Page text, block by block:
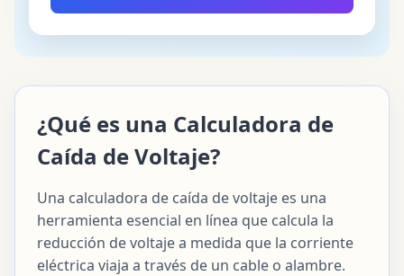
¿Qué es una Calculadora de
Caída de Voltaje?
Una calculadora de caída de voltaje es una
herramienta esencial en línea que calcula la
reducción de voltaje a medida que la corriente
eléctrica viaja a través de un cable o alambre.